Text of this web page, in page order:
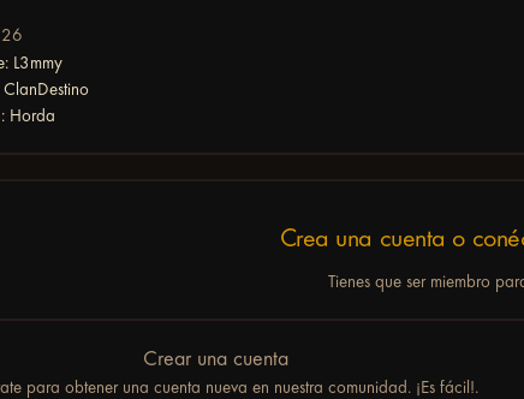
L3mmy
ClanDestino
Horda
Crea una cuenta o
Tienes que ser miembro
Crear una cuenta
para obtener una cuenta nueva en nuestra comunidad. ¡Es fácil!.